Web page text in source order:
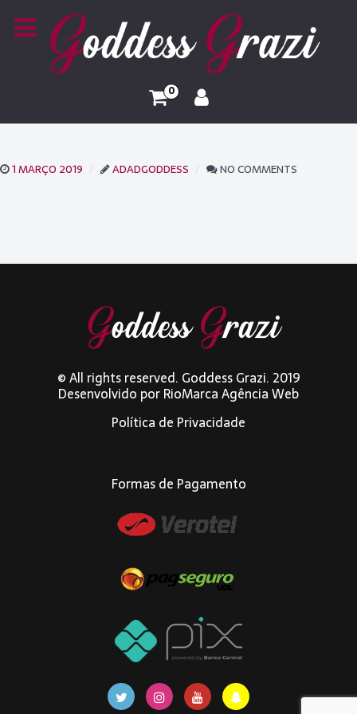
0
1 MARÇO 2019 ADADGODDESS NO COMMENTS
© All rights reserved. Goddess Grazi. 2019
Desenvolvido porRioMarca Agência Web
Política de Privacidade
Formas de Pagamento